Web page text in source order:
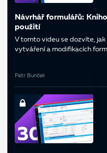
Návrhář formulářů:
použití
V tomto videu se dozvíte,
vytváření a modifikacích
Petr Bunček